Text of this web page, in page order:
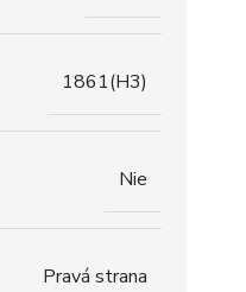
1861(H3)
Nie
Pravá strana